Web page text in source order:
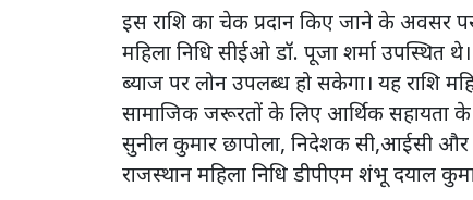
इस राशि का चेक प्रदान किए जाने के अवसर
महिला निधि सीईओ डॉ. पूजा शर्मा उपस्थित
ब्याज पर लोन उपलब्ध हो सकेगा। यह राशि
सामाजिक जरूरतों के लिए आर्थिक सहायता के
सुनील कुमार छापोला, निदेशक सी,आईसी और
राजस्थान महिला निधि डीपीएम शंभू दयाल